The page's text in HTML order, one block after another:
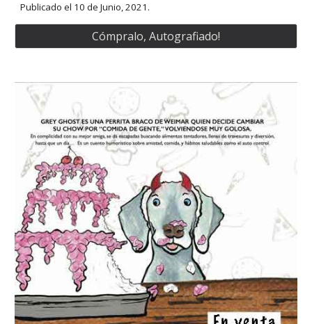
Publicadoel 10 de Junio, 2021.
Cómpralo, Autografiado!